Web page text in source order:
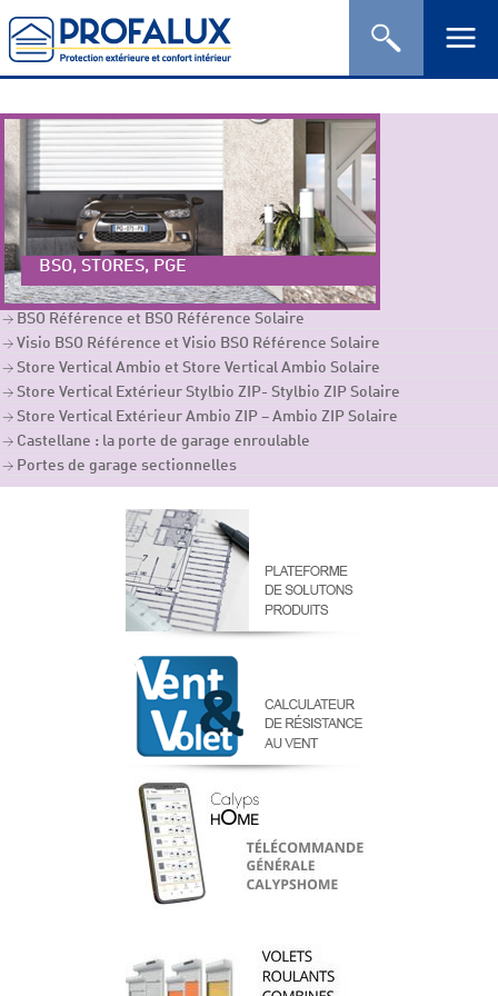
BSO, STORES, PGE
BSO Référence et BSO Référence Solaire
Visio BSO Référence et Visio BSO Référence Solaire
Store Vertical Ambio et Store Vertical Ambio Solaire
Store Vertical Extérieur Stylbio ZIP- Stylbio ZIP Solaire
Store Vertical Extérieur Ambio ZIP – Ambio ZIP Solaire
Castellane : la porte de garage enroulable
Portes de garage sectionnelles